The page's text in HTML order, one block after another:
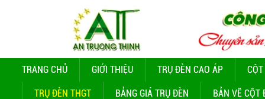
TRANG CHỦ GIỚI THIỆU TRỤ ĐÈN CAO ÁP
TRỤ ĐÈN THGT BẢNG GIÁ TRỤ ĐÈN BẢN VẼ CỘT